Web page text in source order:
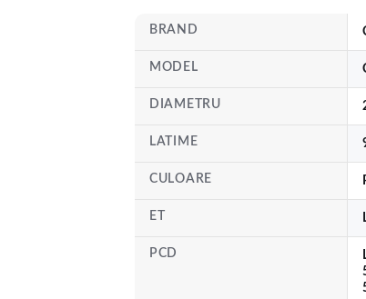
BRAND
MODEL
DIAMETRU
LATIME
CULOARE
ET
PCD